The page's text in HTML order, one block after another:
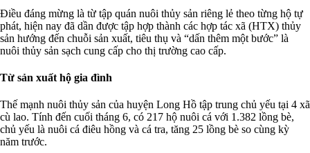
Điều đáng mừng là từ tập quán nuôi thủy sản riêng lẻ theo từng hộ tự
phát, hiện nay đã dần được tập hợp thành các hợp tác xã (HTX) thủy
sản hướng đến chuỗi sản xuất, tiêu thụ và “dấn thêm một bước” là
nuôi thủy sản sạch cung cấp cho thị trường cao cấp.
Từ sản xuất hộ gia đình
Thế mạnh nuôi thủy sản của huyện Long Hồ tập trung chủ yếu tại 4 xã
cù lao. Tính đến cuối tháng 6, có 217 hộ nuôi cá với 1.382 lồng bè,
chủ yếu là nuôi cá điêu hồng và cá tra, tăng 25 lồng bè so cùng kỳ
năm trước.